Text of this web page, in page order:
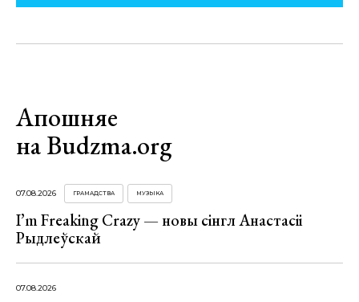
Апошняе
на Budzma.org
07.08.2026 ГРАМАДСТВА МУЗЫКА
I’m Freaking Crazy — новы сінгл Анастасіі
Рыдлеўскай
07.08.2026